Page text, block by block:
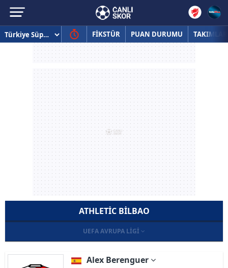
FİKSTÜR PUAN DURUMU TAKIMLAR
ATHLETIC BILBAO
UEFA AVRUPA LIGI
Alex Berenguer